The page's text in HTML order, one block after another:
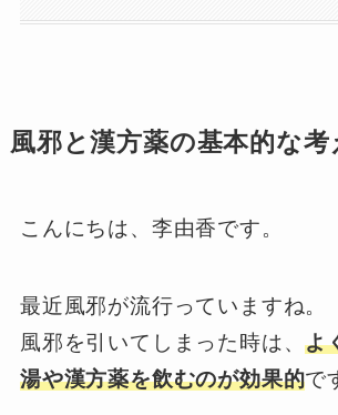
風邪と漢方薬の基本的な考
こんにちは、李由香です。
最近風邪が流行っていますね。
風邪を引いてしまった時は、よ
湯や漢方薬を飲むのが効果的で